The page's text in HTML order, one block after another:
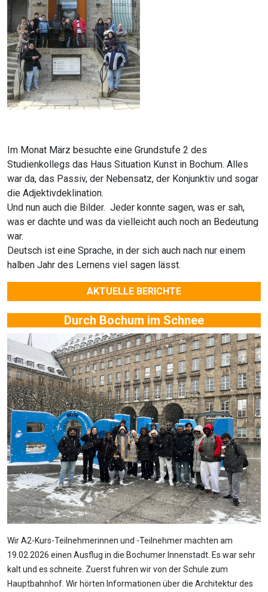
Im Monat März besuchte eine Grundstufe 2 des
Studienkollegs das Haus Situation Kunst in Bochum. Alles
war da, das Passiv, der Nebensatz, der Konjunktiv und sogar
die Adjektivdeklination.
Und nun auch die Bilder. Jeder konnte sagen, was er sah,
was er dachte und was da vielleicht auch noch an Bedeutung
war.
Deutsch ist eine Sprache, in der sich auch nach nur einem
halben Jahr des Lernens viel sagen lässt.
AKTUELLE BERICHTE
Durch Bochum im Schnee
Wir A2-Kurs-Teilnehmerinnen und -Teilnehmer machten am
19.02.2026 einen Ausflug in die Bochumer Innenstadt. Es war sehr
kalt und es schneite. Zuerst fuhren wir von der Schule zum
Hauptbahnhof. Wir hörten Informationen über die Architektur des